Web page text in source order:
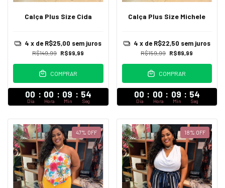
Calça Plus Size Cida
R$149,99 R$99,99
4 x de R$25,00 sem juros
COMPRAR
00 : 00 : 09 : 52
Dia Hora Min Seg
Calça Plus Size Michele
R$159,99 R$89,99
4 x de R$22,50 sem juros
COMPRAR
00 : 00 : 09 : 52
Dia Hora Min Seg
47% OFF 18% OFF